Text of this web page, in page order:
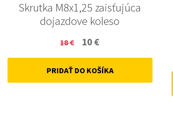
Skrutka M8x1,25 zaisťujúca
dojazdove koleso
18€
Original
price
was:
10 €
price
is:
PRIDAŤ DO KOŠÍKA